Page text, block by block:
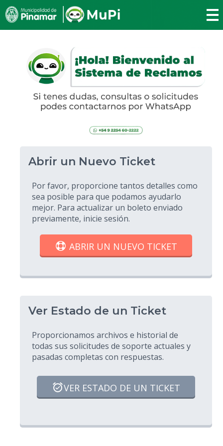
Abrir un Nuevo Ticket
Por favor, proporcione tantos detalles como
sea posible para que podamos ayudarlo
mejor. Para actualizar un boleto enviado
previamente, inicie sesión.
ABRIR UN NUEVO TICKET
Ver Estado de un Ticket
Proporcionamos archivos e historial de
todas sus solicitudes de soporte actuales y
pasadas completas con respuestas.
VER ESTADO DE UN TICKET